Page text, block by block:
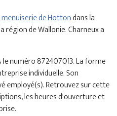
de Hottondans la
région de Wallonie. Charneux a
numéro 872407013. La forme
individuelle. Son
employé(s). Retrouvez sur cette
les heures d'ouverture et